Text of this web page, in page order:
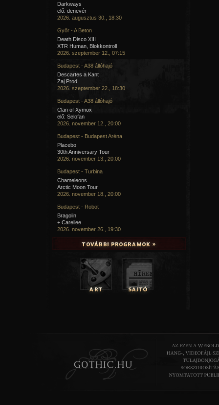
Darkways
elő: denevér
2026. augusztus 30., 18:30
Győr - A Beton
Death Disco XIII
XTR Human, Blokkontroll
2026. szeptember 12., 07:15
Budapest - A38 állóhajó
Descartes a Kant
Zaj Prod.
2026. szeptember 22., 18:30
Budapest - A38 állóhajó
Clan of Xymox
elő: Selofan
2026. november 12., 20:00
Budapest - Budapest Aréna
Placebo
30th Anniversary Tour
2026. november 13., 20:00
Budapest - Turbina
Chameleons
Arctic Moon Tour
2026. november 18., 20:00
Budapest - Robot
Bragolin
+ Carellee
2026. november 26., 19:30